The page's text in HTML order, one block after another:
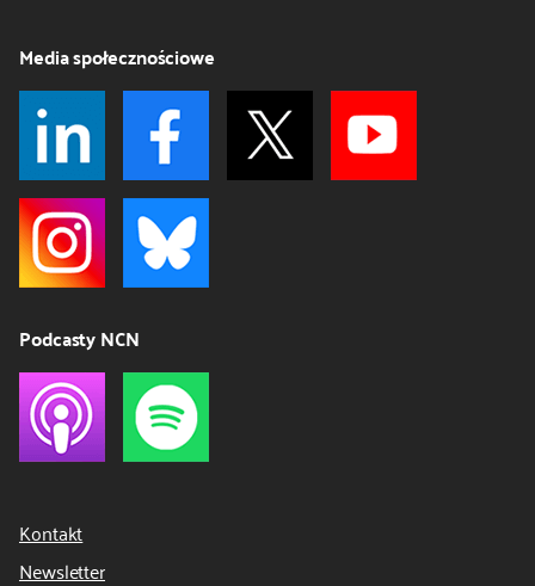
Media społecznościowe
Podcasty NCN
Kontakt
Newsletter